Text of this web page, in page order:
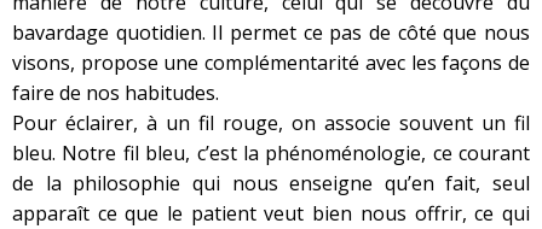
bavardage quotidien. Il permet ce pas de côté que nous
visons, propose une complémentarité avec les façons de
faire de nos habitudes.
Pour éclairer, à un fil rouge, on associe souvent un fil
bleu. Notre fil bleu, c’est la phénoménologie, ce courant
de la philosophie qui nous enseigne qu’en fait, seul
apparaît ce que le patient veut bien nous offrir, ce qui